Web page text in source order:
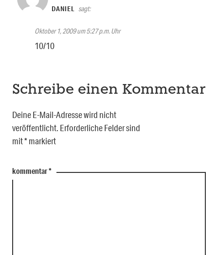
DANIEL sagt:
Oktober 1, 2009 um 5:27 p.m. Uhr
10/10
Schreibe einen Kommentar
Deine E-Mail-Adresse wird nicht
veröffentlicht. Erforderliche Felder sind
mit*markiert
kommentar*